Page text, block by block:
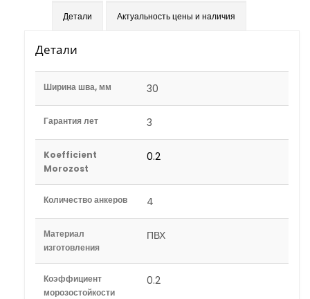
Детали
Актуальность цены и наличия
Детали
Ширина шва, мм 30
Гарантия лет 3
Koefficient
Morozost
0.2
Количество анкеров 4
Материал
изготовления
ПВХ
Коэффициент
морозостойкости
0.2